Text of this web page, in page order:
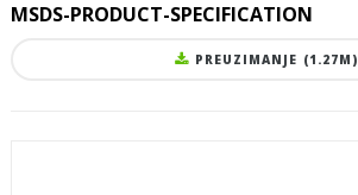
MSDS-PRODUCT-SPECIFICATION
PREUZIMANJE (1.27M)